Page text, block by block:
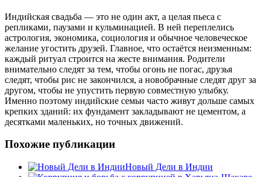
Индийская свадьба — это не один акт, а целая пьеса с
репликами, паузами и кульминацией. В ней переплелись
астрология, экономика, социология и обычное человеческое
желание угостить друзей. Главное, что остаётся неизменным:
каждый ритуал строится на жесте внимания. Родители
внимательно следят за тем, чтобы огонь не погас, друзья
следят, чтобы рис не закончился, а новобрачные следят друг за
другом, чтобы не упустить первую совместную улыбку.
Именно поэтому индийские семьи часто живут дольше самых
крепких зданий: их фундамент закладывают не цементом, а
десятками маленьких, но точных движений.
Похожие публикации
Новый Дели в Индии